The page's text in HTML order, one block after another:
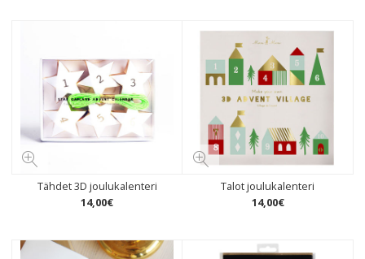
Tähdet 3D joulukalenteri
14,00€
Talot joulukalenteri
14,00€